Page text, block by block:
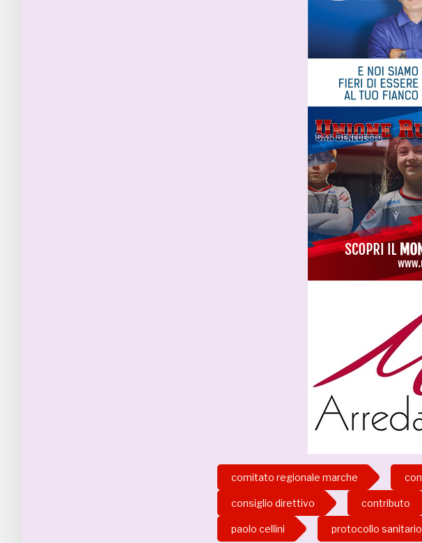
comitato regionale marche
consiglio direttivo contributo
paolo cellini protocollo sanitario